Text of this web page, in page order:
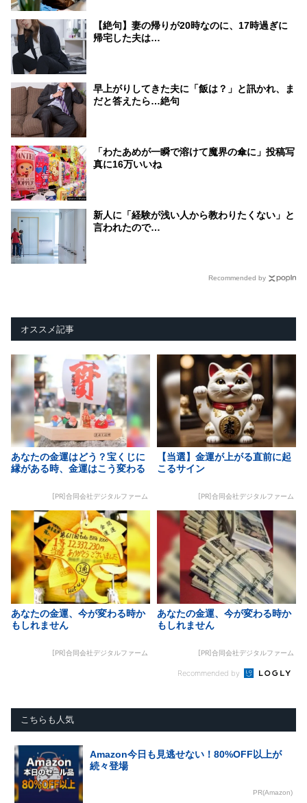
【絶句】妻の帰りが20時なのに、17時過ぎに
帰宅した夫は…
早上がりしてきた夫に「飯は？」と訊かれ、ま
だと答えたら…絶句
「わたあめが一瞬で溶けて魔界の傘に」投稿写
真に16万いいね
新人に「経験が浅い人から教わりたくない」と
言われたので…
Recommended by
オススメ記事
あなたの金運はどう？宝くじに
縁がある時、金運はこう変わる
[PR]合同会社デジタルファーム
【当選】金運が上がる直前に起
こるサイン
[PR]合同会社デジタルファーム
あなたの金運、今が変わる時か
もしれません
[PR]合同会社デジタルファーム
あなたの金運、今が変わる時か
もしれません
[PR]合同会社デジタルファーム
Recommended by
こちらも人気
Amazon今日も見逃せない！80%OFF以上が
続々登場
PR(Amazon)